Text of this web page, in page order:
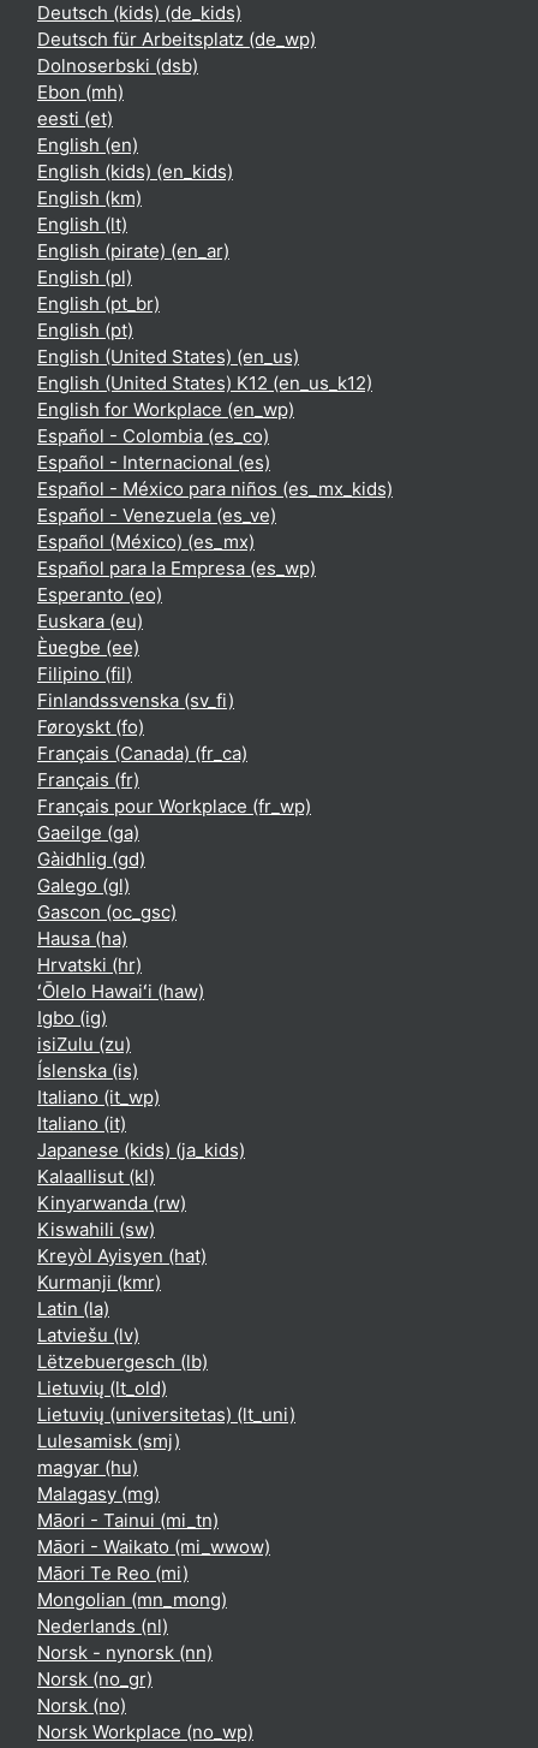
Deutsch (kids) ‎(de_kids)‎
Deutsch für Arbeitsplatz ‎(de_wp)‎
Dolnoserbski ‎(dsb)‎
Ebon ‎(mh)‎
eesti ‎(et)‎
English ‎(en)‎
English (kids) ‎(en_kids)‎
English ‎(km)‎
English ‎(lt)‎
English (pirate) ‎(en_ar)‎
English ‎(pl)‎
English ‎(pt_br)‎
English ‎(pt)‎
English (United States) ‎(en_us)‎
English (United States) K12 ‎(en_us_k12)‎
English for Workplace ‎(en_wp)‎
Español - Colombia ‎(es_co)‎
Español - Internacional ‎(es)‎
Español - México para niños ‎(es_mx_kids)‎
Español - Venezuela ‎(es_ve)‎
Español (México) ‎(es_mx)‎
Español para la Empresa ‎(es_wp)‎
Esperanto ‎(eo)‎
Euskara ‎(eu)‎
Èʋegbe ‎(ee)‎
Filipino ‎(fil)‎
Finlandssvenska ‎(sv_fi)‎
Føroyskt ‎(fo)‎
Français (Canada) ‎(fr_ca)‎
Français ‎(fr)‎
Français pour Workplace ‎(fr_wp)‎
Gaeilge ‎(ga)‎
Gàidhlig ‎(gd)‎
Galego ‎(gl)‎
Gascon ‎(oc_gsc)‎
Hausa ‎(ha)‎
Hrvatski ‎(hr)‎
ʻŌlelo Hawaiʻi ‎(haw)‎
Igbo ‎(ig)‎
isiZulu ‎(zu)‎
Íslenska ‎(is)‎
Italiano ‎(it_wp)‎
Italiano ‎(it)‎
Japanese (kids) ‎(ja_kids)‎
Kalaallisut ‎(kl)‎
Kinyarwanda ‎(rw)‎
Kiswahili ‎(sw)‎
Kreyòl Ayisyen ‎(hat)‎
Kurmanji ‎(kmr)‎
Latin ‎(la)‎
Latviešu ‎(lv)‎
Lëtzebuergesch ‎(lb)‎
Lietuvių ‎(lt_old)‎
Lietuvių (universitetas) ‎(lt_uni)‎
Lulesamisk ‎(smj)‎
magyar ‎(hu)‎
Malagasy ‎(mg)‎
Māori - Tainui ‎(mi_tn)‎
Māori - Waikato ‎(mi_wwow)‎
Māori Te Reo ‎(mi)‎
Mongolian ‎(mn_mong)‎
Nederlands ‎(nl)‎
Norsk - nynorsk ‎(nn)‎
Norsk ‎(no_gr)‎
Norsk ‎(no)‎
Norsk Workplace ‎(no_wp)‎